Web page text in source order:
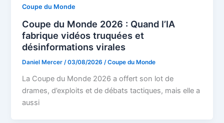
Coupe du Monde
Coupe du Monde 2026 : Quand l’IA
fabrique vidéos truquées et
désinformations virales
Daniel Mercer/03/08/2026/Coupe du Monde
La Coupe du Monde 2026 a offert son lot de
drames, d’exploits et de débats tactiques, mais elle a
aussi